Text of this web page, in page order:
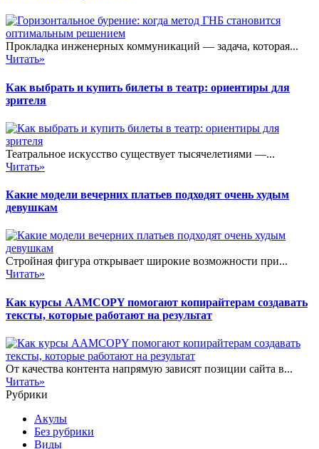
Прокладка инженерных коммуникаций — задача, которая...
Читать»
Как выбрать и купить билеты в театр: ориентиры для
зрителя
Театральное искусство существует тысячелетиями —...
Читать»
Какие модели вечерних платьев подходят очень худым
девушкам
Стройная фигура открывает широкие возможности при...
Читать»
Как курсы AAMCOPY помогают копирайтерам создавать
тексты, которые работают на результат
От качества контента напрямую зависят позиции сайта в...
Читать»
Рубрики
Акулы
Без рубрики
Виды